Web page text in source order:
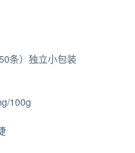
条）独立小包装
100g